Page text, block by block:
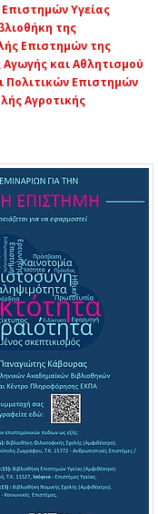
Επιστημών Υγείας
της
Επιστημών της
και Αθλητισμού
Πολιτικών Επιστημών
Αγροτικής